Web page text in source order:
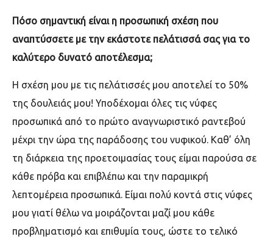
Πόσο σημαντική είναι η προσωπική σχέση που
αναπτύσσετε με την εκάστοτε πελάτισσά σας για το
καλύτερο δυνατό αποτέλεσμα;
Η σχέση μου με τις πελάτισσές μου αποτελεί το 50%
της δουλειάς μου! Υποδέχομαι όλες τις νύφες
προσωπικά από το πρώτο αναγνωριστικό ραντεβού
μέχρι την ώρα της παράδοσης του νυφικού. Καθ’ όλη
τη διάρκεια της προετοιμασίας τους είμαι παρούσα σε
κάθε πρόβα και επιβλέπω και την παραμικρή
λεπτομέρεια προσωπικά. Είμαι πολύ κοντά στις νύφες
μου γιατί θέλω να μοιράζονται μαζί μου κάθε
προβληματισμό και επιθυμία τους, ώστε το τελικό